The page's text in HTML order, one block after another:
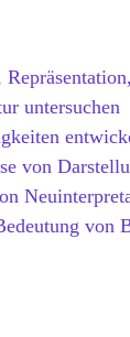
untersuchen
von
von